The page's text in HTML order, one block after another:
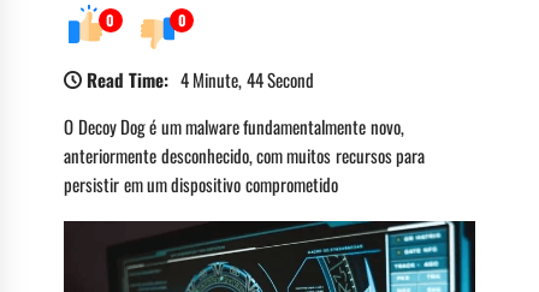
0 0
Read Time: 4 Minute, 44 Second
O Decoy Dog é um malware fundamentalmente novo,
anteriormente desconhecido, com muitos recursos para
persistir em um dispositivo comprometido